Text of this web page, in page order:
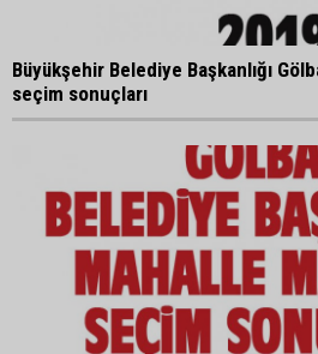
Büyükşehir Belediye Başkanlığı
seçim sonuçları